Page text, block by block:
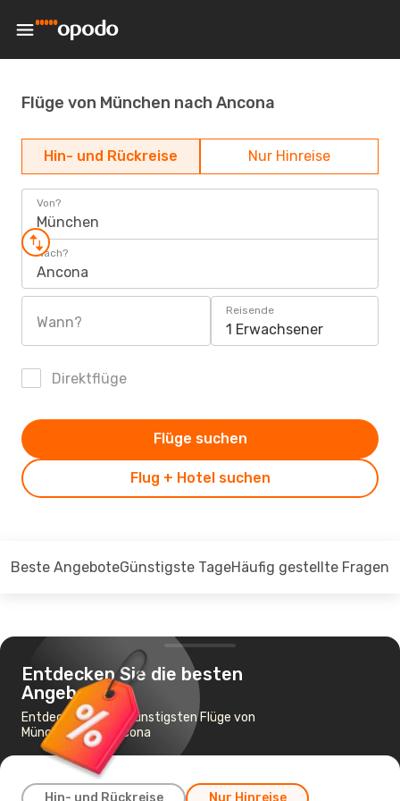
Flüge von München nach Ancona
Hin- und Rückreise Nur Hinreise
Von?
München
Nach?
Ancona
Wann?
Reisende
1 Erwachsener
Direktflüge
Flug + Hotel suchen
Flüge suchen
Beste AngeboteGünstigste TageHäufig gestellte Fragen
Entdecken Sie die besten
Angebote
Entdecken Sie die günstigsten Flüge von
München nach Ancona
Hin- und Rückreise Nur Hinreise